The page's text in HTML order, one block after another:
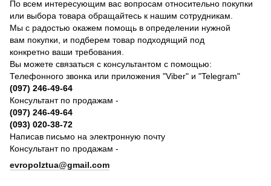
По всем интересующим вас вопросам относительно покупки
или выбора товара обращайтесь к нашим сотрудникам.
Мы с радостью окажем помощь в определении нужной
вам покупки, и подберем товар подходящий под
конкретно ваши требования.
Вы можете связаться с консультантом с помощью:
Телефонного звонка или приложения "Viber" и "Telegram"
(097) 246-49-64
Консультант по продажам -
(097) 246-49-64
(093) 020-38-72
Написав письмо на электронную почту
Консультант по продажам -
evropolztua@gmail.com